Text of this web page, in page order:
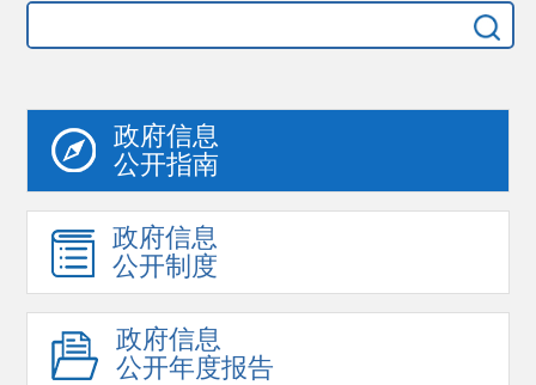
政府信息
公开指南
政府信息
公开制度
政府信息
公开年度报告